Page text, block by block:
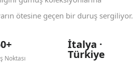
ötesine geçen bir duruş sergiliyor.
Noktası
İtalya ·
Türkiye